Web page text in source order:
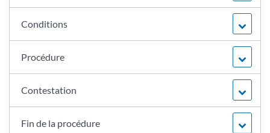
Conditions
Procédure
Contestation
Fin de la procédure